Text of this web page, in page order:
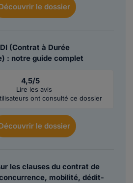
le dossier
(Contrat à Durée
: notre guide complet
4,5/5
Lire les avis
ont consulté ce dossier
le dossier
les clauses du contrat de
mobilité, dédit-